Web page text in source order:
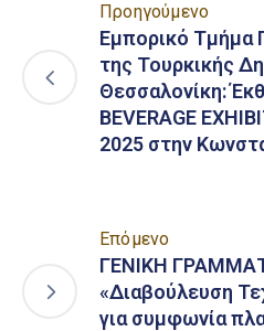
Προηγούμενο
Εμπορικό Τμήμα
της Τουρκικής
Θεσσαλονίκη:
BEVERAGE
2025 στην
Επόμενο
ΓΕΝΙΚΗ
«Διαβούλευση
για συμφωνία